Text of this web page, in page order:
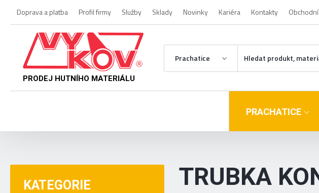
Doprava a platba Profil firmy Služby Sklady Novinky Kariéra Kontakty
PRODEJ HUTNÍHO MATERIÁLU
Prachatice
PRACHATICE
KATEGORIE TRUBKA